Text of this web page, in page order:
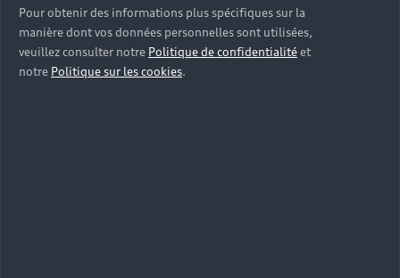
Pour obtenir des informations plus spécifiques sur la
manière dont vos données personnelles sont utilisées,
veuillez consulter notre Politique de confidentialitéet
notre Politique sur les cookies.
SUV compact
Heycar
Avantages voiture société
Flotte automobile
Audi connect
Informations client
Functions on Demand
Nos technologies
Mentions légales
Politique sur les cookies
Gérer vos cookies
Politique de confidentialité
Système de lanceur d'alerte